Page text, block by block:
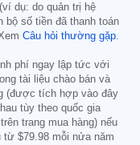
dụ: do quản trị hệ
bộ số tiền đã thanh toán
Câu hỏi thường gặp.
phí ngay lập tức với
tài liệu chào bán và
(được tích hợp vào đây
tùy theo quốc gia
trang mua hàng) nếu
từ $79.98 mỗi nửa năm